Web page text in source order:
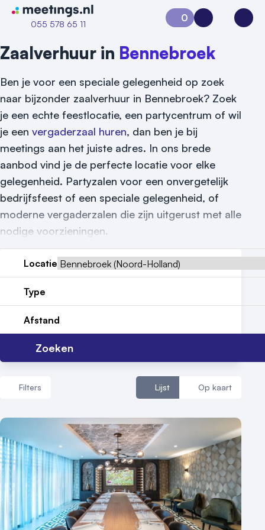
Naar home van Meetings
055 578 65 11
Locatiegids
Meld locatie aan
Nieuws
Reviews (5⭐️)
0
Aanvraag 0Inloggen
Zaalverhuur in Bennebroek
Ben je voor een speciale gelegenheid op zoek
naar bijzonder zaalverhuur in Bennebroek? Zoek
je een echte feestlocatie, een partycentrum of wil
je een vergaderzaal huren, dan ben je bij
meetings aan het juiste adres. In ons brede
aanbod vind je de perfecte locatie voor elke
gelegenheid. Partyzalen voor een onvergetelijk
bedrijfsfeest of een speciale gelegenheid, of
moderne vergaderzalen die zijn uitgerust met alle
nodige voorzieningen.
Locatie
Type
Afstand
Zoeken
Filters Lijst Op kaart
1 - 5 zalen
6 - 10 zalen
10 of meer zalen
Aantal personen